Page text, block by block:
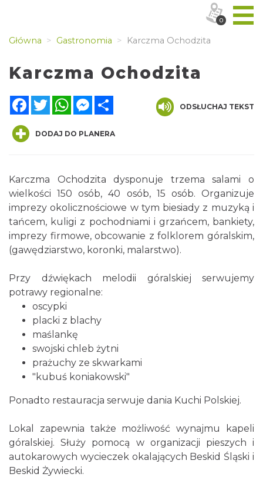
Główna Gastronomia Karczma Ochodzita
Karczma Ochodzita
FacebookTwitterWhatsAppMessenger
ODSŁUCHAJ TEKST
DODAJ DO PLANERA
Karczma Ochodzita dysponuje trzema salami o
wielkości 150 osób, 40 osób, 15 osób. Organizuje
imprezy okolicznościowe w tym biesiady z muzyką i
tańcem, kuligi z pochodniami i grzańcem, bankiety,
imprezy firmowe, obcowanie z folklorem góralskim,
(gawędziarstwo, koronki, malarstwo).
Przy dźwiękach melodii góralskiej serwujemy
potrawy regionalne:
oscypki
placki z blachy
maślankę
swojski chleb żytni
prażuchy ze skwarkami
"kubuś koniakowski"
Ponadto restauracja serwuje dania Kuchi Polskiej.
Lokal zapewnia także możliwość wynajmu kapeli
góralskiej. Służy pomocą w organizacji pieszych i
autokarowych wycieczek okalających Beskid Śląski i
Beskid Żywiecki.
0